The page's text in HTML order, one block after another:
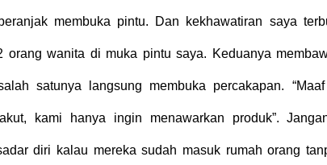
membuka pintu. Dan kekhawatiran saya
orang wanita di muka pintu saya. Keduanya
satunya langsung membuka percakapan.
kami hanya ingin menawarkan produk”.
diri kalau mereka sudah masuk rumah orang